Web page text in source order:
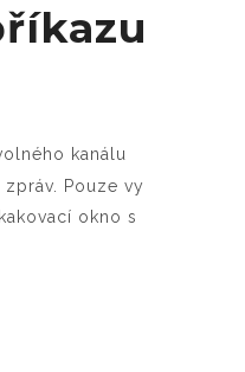
kanálu
Pouze vy
okno s